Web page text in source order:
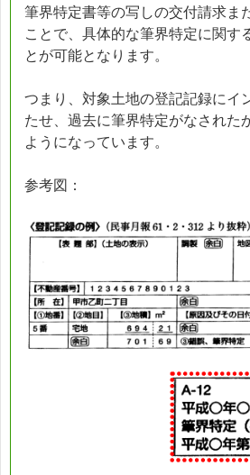
筆界特定書等の写しの交付請求ま
ことで、具体的な筆界特定に関す
とが可能となります。
つまり、対象土地の登記記録にイ
たせ、過去に筆界特定がなされた
ようになっています。
参考図：